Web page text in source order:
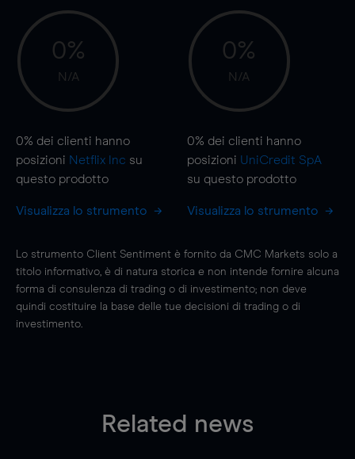
0%
N/A
0% dei clienti hanno
posizioni Netflix Inc su
questo prodotto
Visualizza lo strumento
0%
N/A
0% dei clienti hanno
posizioni UniCredit SpA
su questo prodotto
Visualizza lo strumento
Lo strumento Client Sentiment è fornito da CMC Markets solo a
titolo informativo, è di natura storica e non intende fornire alcuna
forma di consulenza di trading o di investimento; non deve
quindi costituire la base delle tue decisioni di trading o di
investimento.
Related news